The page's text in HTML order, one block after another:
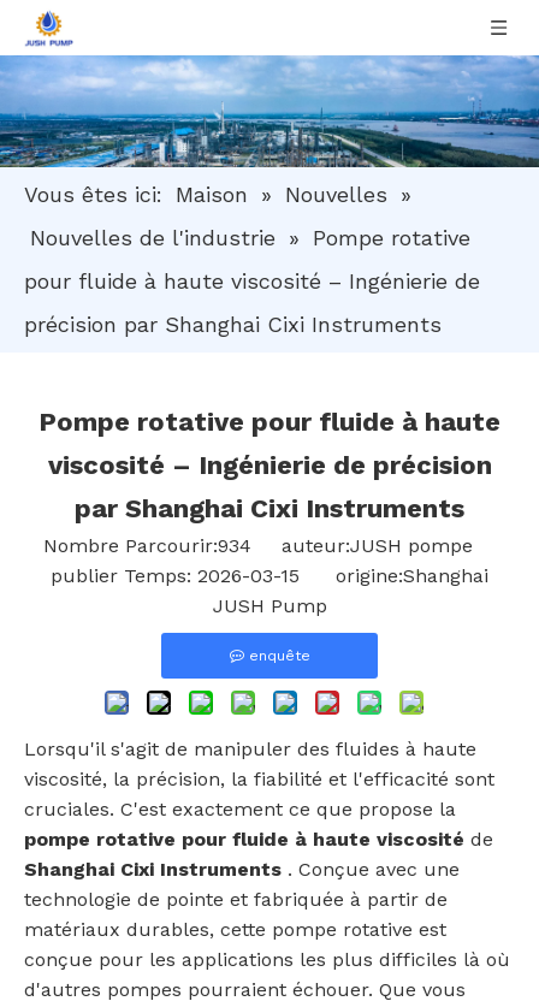
Vous êtes ici: Maison » Nouvelles
»
Nouvelles de l'industrie
»
Pompe rotative
pour fluide à haute viscosité – Ingénierie de
précision par Shanghai Cixi Instruments
Pompe rotative pour fluide à haute
viscosité – Ingénierie de précision
par Shanghai Cixi Instruments
Nombre Parcourir:934 auteur:JUSH pompe
publier Temps: 2026-03-15 origine:Shanghai
JUSH Pump
enquête
Lorsqu'il s'agit de manipuler des fluides à haute
viscosité, la précision, la fiabilité et l'efficacité sont
cruciales. C'est exactement ce que propose la
pompe rotative pour fluide à haute viscosité de
Shanghai Cixi Instruments . Conçue avec une
technologie de pointe et fabriquée à partir de
matériaux durables, cette pompe rotative est
conçue pour les applications les plus difficiles là où
d'autres pompes pourraient échouer. Que vous